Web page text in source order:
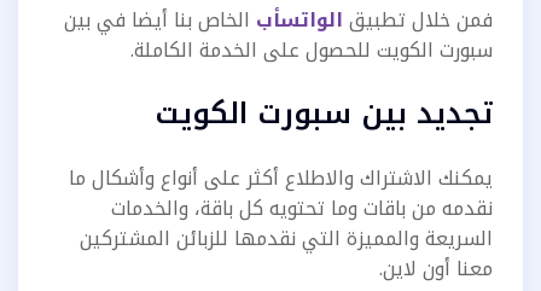
فمن خلال تطبيقالواتسأب الخاص بنا أيضا في بين
سبورت الكويت للحصول على الخدمة الكاملة.
تجديد بين سبورت الكويت
يمكنك الاشتراك والاطلاع أكثر على أنواع وأشكال ما
نقدمه من باقات وما تحتويه كل باقة، والخدمات
السريعة والمميزة التي نقدمها للزبائن المشتركين
معنا أون لاين.